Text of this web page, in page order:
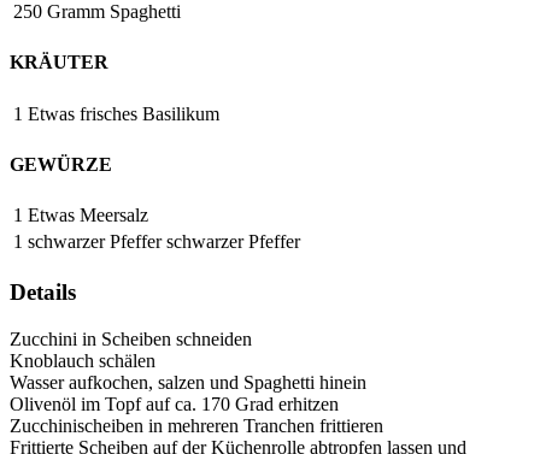
250 Gramm Spaghetti
KRÄUTER
1 Etwas frisches Basilikum
GEWÜRZE
1 Etwas Meersalz
1 schwarzer Pfefferschwarzer Pfeffer
Details
Zucchini in Scheiben schneiden
Knoblauch schälen
Wasser aufkochen, salzen und Spaghetti hinein
Olivenöl im Topf auf ca. 170 Grad erhitzen
Zucchinischeiben in mehreren Tranchen frittieren
Frittierte Scheiben auf der Küchenrolle abtropfen lassen und